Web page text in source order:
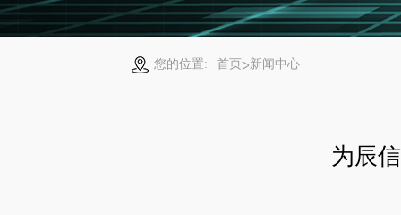
您的位置: 首页 新闻中心
为辰